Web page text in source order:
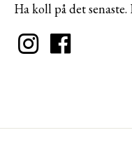
Ha koll på det senaste.